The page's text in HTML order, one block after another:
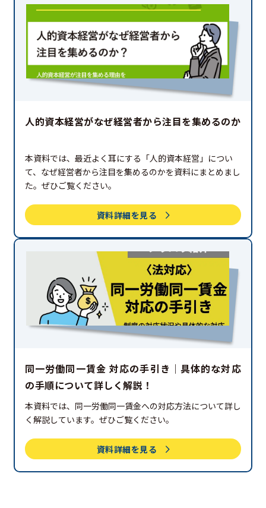
人的資本経営がなぜ経営者から注目を集めるのか
本資料では、最近よく耳にする「人的資本経営」につい
て、なぜ経営者から注目を集めるのかを資料にまとめまし
た。ぜひご覧ください。
資料詳細を見る
同一労働同一賃金 対応の手引き｜具体的な対応
の手順について詳しく解説！
本資料では、同一労働同一賃金への対応方法について詳し
く解説しています。ぜひご覧ください。
資料詳細を見る